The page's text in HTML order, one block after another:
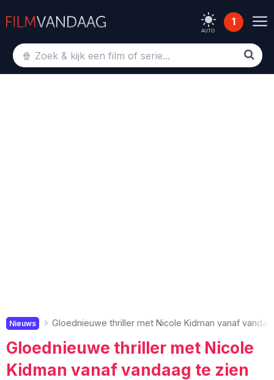
AUTO
1
Nieuws Gloednieuwe thriller met Nicole Kidman vanaf
Gloednieuwe thriller met Nicole
Kidman vanaf vandaag te zien